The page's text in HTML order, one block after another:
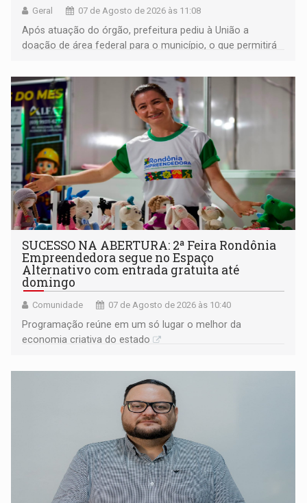
Geral 07 de Agosto de 2026 às 11:08
Após atuação do órgão, prefeitura pediu à União a
doação de área federal para o município, o que permitirá
SUCESSO NA ABERTURA: 2ª Feira Rondônia
Empreendedora segue no Espaço
Alternativo com entrada gratuita até
domingo
Comunidade 07 de Agosto de 2026 às 10:40
Programação reúne em um só lugar o melhor da
economia criativa do estado